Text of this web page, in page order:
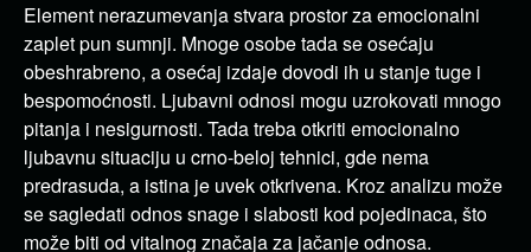
Element nerazumevanja stvara prostor za emocionalni
zaplet pun sumnji. Mnoge osobe tada se osećaju
obeshrabreno, a osećaj izdaje dovodi ih u stanje tuge i
bespomoćnosti. Ljubavni odnosi mogu uzrokovati mnogo
pitanja i nesigurnosti. Tada treba otkriti emocionalno
ljubavnu situaciju u crno-beloj tehnici, gde nema
predrasuda, a istina je uvek otkrivena. Kroz analizu može
se sagledati odnos snage i slabosti kod pojedinaca, što
može biti od vitalnog značaja za jačanje odnosa.